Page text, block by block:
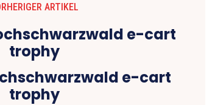
ARTIKEL
e-cart
trophy